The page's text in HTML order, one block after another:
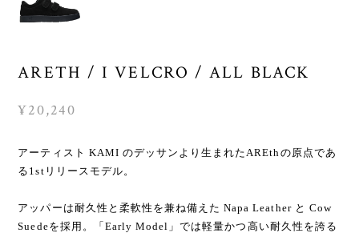
ARETH / I VELCRO / ALL BLACK
¥20,240
アーティスト KAMI のデッサンより生まれたAREthの原点であ
る1stリリースモデル。
アッパーは耐久性と柔軟性を兼ね備えた Napa Leather と Cow
Suedeを採用。「Early Model」では軽量かつ高い耐久性を誇る